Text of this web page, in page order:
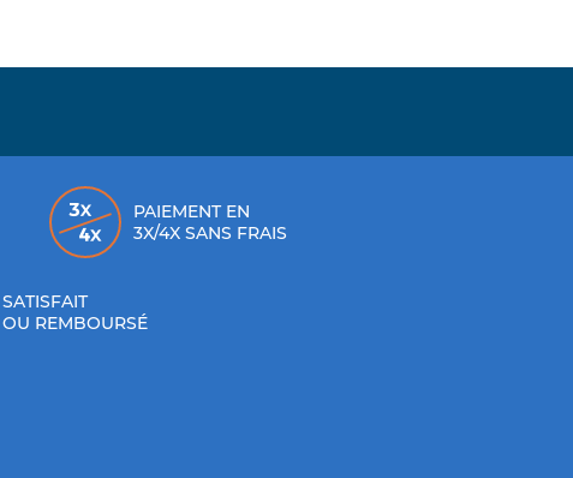
PAIEMENT EN
3X/4X SANS FRAIS
SATISFAIT
OU REMBOURSÉ